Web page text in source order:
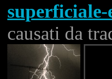
causati da